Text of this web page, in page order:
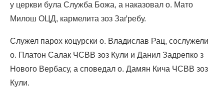
у церкви була Служба Божа, а наказовал о. Мато
Милош ОЦД, кармелита зоз Заґребу.
Служел парох коцурски о. Владислав Рац, сослужели
о. Платон Салак ЧСВВ зоз Кули и Данил Задрепко з
Нового Вербасу, а споведал о. Дамян Кича ЧСВВ зоз
Кули.